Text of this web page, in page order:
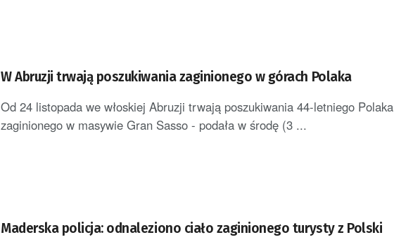
W Abruzji trwają poszukiwania zaginionego w górach Polaka
Od 24 listopada we włoskiej Abruzji trwają poszukiwania 44-letniego
zaginionego w masywie Gran Sasso - podała w środę (3 ...
Maderska policja: odnaleziono ciało zaginionego turysty z Polski